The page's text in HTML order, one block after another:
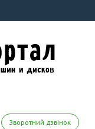
Зворотний дзвінок